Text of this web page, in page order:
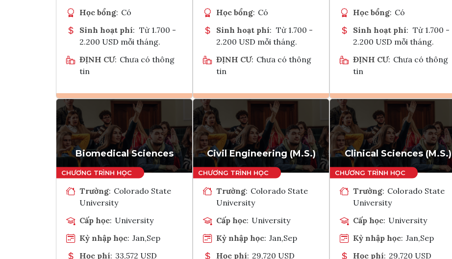
Học bổng: Có
Sinh hoạt phí: Từ 1.700 -
2.200 USD mỗi tháng.
ĐỊNH CƯ: Chưa có thông
tin
Ghi danh
Tham vấn Interlink
Học bổng: Có
Sinh hoạt phí: Từ 1.700 -
2.200 USD mỗi tháng.
ĐỊNH CƯ: Chưa có thông
tin
Ghi danh
Tham vấn Interlink
Học bổng: Có
Sinh hoạt phí: Từ 1.700 -
2.200 USD mỗi tháng.
ĐỊNH CƯ: Chưa có thông
tin
Ghi danh
Tham vấn Interlink
Biomedical Sciences
Trường: Colorado State
University
Cấp học: University
Kỳ nhập học: Jan,Sep
Học phí: 33,572 USD
Civil Engineering (M.S.)
Trường: Colorado State
University
Cấp học: University
Kỳ nhập học: Jan,Sep
Học phí: 29,720 USD
Clinical Sciences (M.S.)
Trường: Colorado State
University
Cấp học: University
Kỳ nhập học: Jan,Sep
Học phí: 29,720 USD